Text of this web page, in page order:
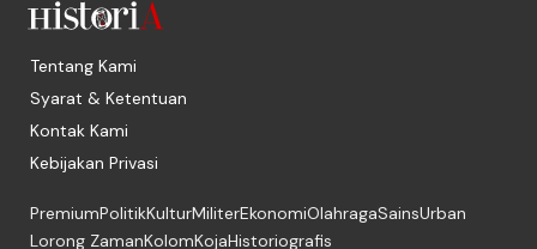
Tentang Kami
Syarat & Ketentuan
Kontak Kami
Kebijakan Privasi
PremiumPolitikKulturMiliterEkonomiOlahragaSainsUrban
Lorong ZamanKolomKojaHistoriografis